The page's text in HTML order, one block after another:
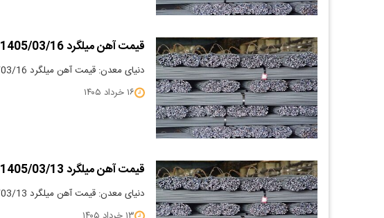
قیمت آهن میلگرد 1405/03/16
دنیای معدن: قیمت آهن میلگرد 1405/03/16
۱۶ خرداد ۱۴۰۵
قیمت آهن میلگرد 1405/03/13
دنیای معدن: قیمت آهن میلگرد 1405/03/13